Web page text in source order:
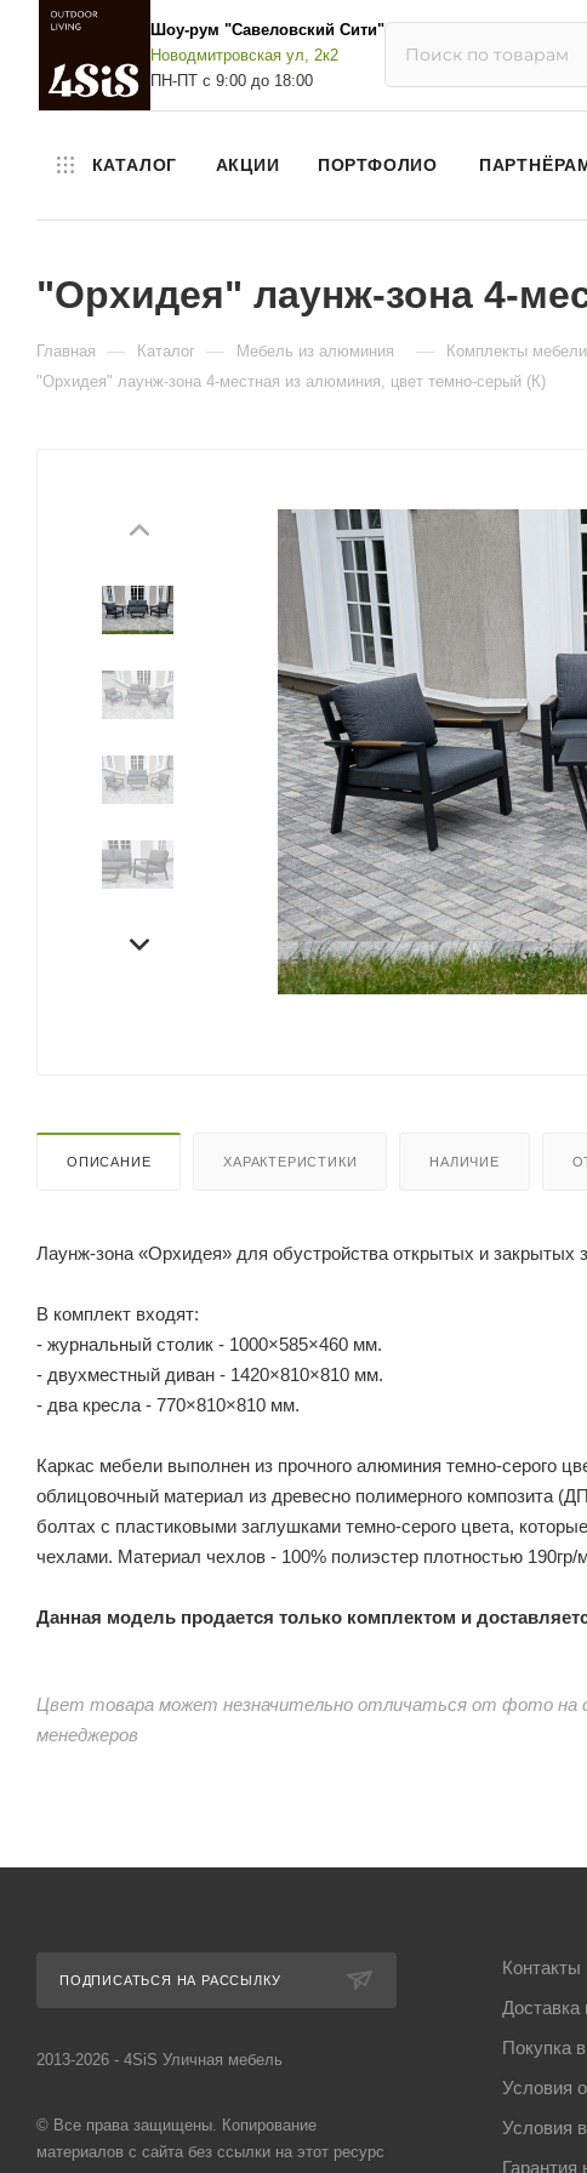
Шоу-рум "Савеловский Сити"
Новодмитровская ул, 2к2
ПН-ПТ с 9:00 до 18:00
КАТАЛОГ АКЦИИ ПОРТФОЛИО
"Орхидея" лаунж-зона 4-
Главная — Каталог — Мебель из алюминия — Комплекты
"Орхидея" лаунж-зона 4-местная из алюминия, цвет темно-серый (К)
ОПИСАНИЕ ХАРАКТЕРИСТИКИ НАЛИЧИЕ
Лаунж-зона «Орхидея» для обустройства открытых и закрытых
В комплект входят:
- журнальный столик - 1000×585×460 мм.
- двухместный диван - 1420×810×810 мм.
- два кресла - 770×810×810 мм.
Каркас мебели выполнен из прочного алюминия темно-серого
облицовочный материал из древесно полимерного композита
болтах с пластиковыми заглушками темно-серого цвета,
чехлами. Материал чехлов - 100% полиэстер плотностью 190гр/
Данная модель продается только комплектом и
Цвет товара может незначительно отличаться от фото на
менеджеров
ПОДПИСАТЬСЯ НА РАССЫЛКУ
2013-2026 - 4SiS Уличная мебель
© Все права защищены. Копирование
материалов с сайта без ссылки на этот ресурс
Контакты
Доставка
Покупка
Условия
Условия
Гарантия